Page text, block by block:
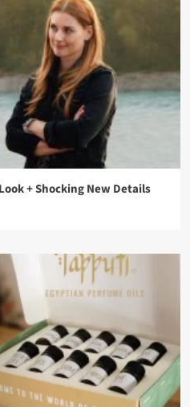
+ Shocking New Details